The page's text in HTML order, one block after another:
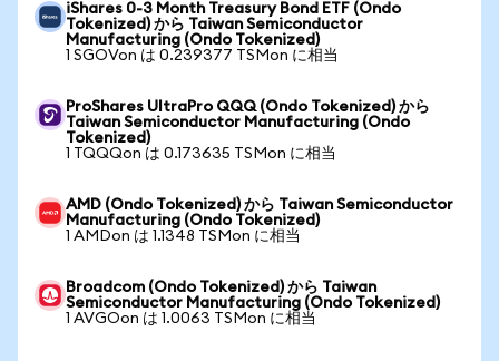
iShares 0-3 Month Treasury Bond ETF (Ondo
Tokenized) から Taiwan Semiconductor
Manufacturing (Ondo Tokenized)
1 SGOVon は 0.239377 TSMon に相当
ProShares UltraPro QQQ (Ondo Tokenized) から
Taiwan Semiconductor Manufacturing (Ondo
Tokenized)
1 TQQQon は 0.173635 TSMon に相当
AMD (Ondo Tokenized) から Taiwan Semiconductor
Manufacturing (Ondo Tokenized)
1 AMDon は 1.1348 TSMon に相当
Broadcom (Ondo Tokenized) から Taiwan
Semiconductor Manufacturing (Ondo Tokenized)
1 AVGOon は 1.0063 TSMon に相当